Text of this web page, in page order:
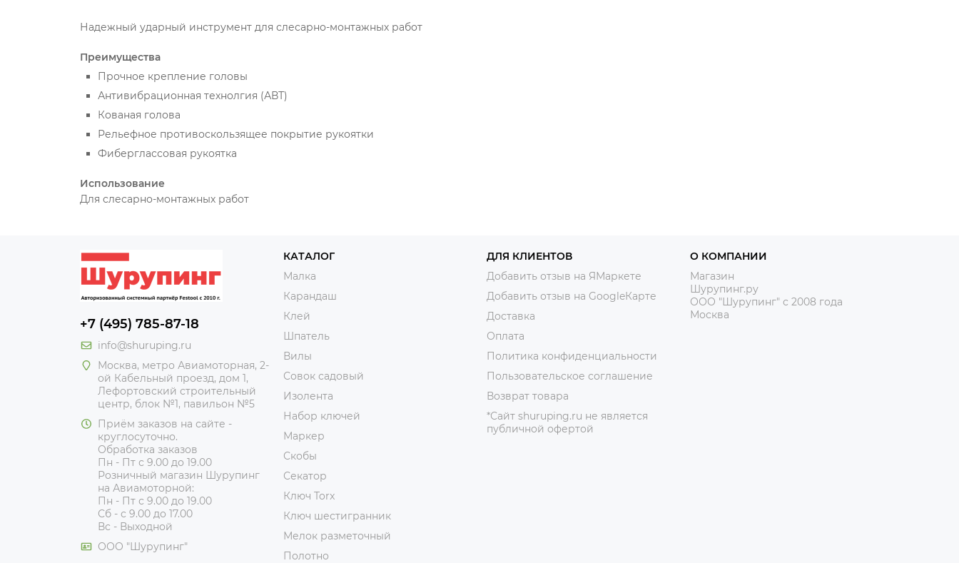
Надежный ударный инструмент для слесарно-монтажных работ
Преимущества
Прочное крепление головы
Антивибрационная технолгия (АВТ)
Кованая голова
Рельефное противоскользящее покрытие рукоятки
Фиберглассовая рукоятка
Использование
Для слесарно-монтажных работ
+7 (495) 785-87-18
info@shuruping.ru
Москва, метро Авиамоторная, 2-
ой Кабельный проезд, дом 1,
Лефортовский строительный
центр, блок №1, павильон №5
Приём заказов на сайте -
круглосуточно.
Обработка заказов
Пн - Пт с 9.00 до 19.00
Розничный магазин Шурупинг
на Авиамоторной:
Пн - Пт с 9.00 до 19.00
Сб - с 9.00 до 17.00
Вс - Выходной
ООО "Шурупинг"
КАТАЛОГ
Малка
Карандаш
Клей
Шпатель
Вилы
Совок садовый
Изолента
Набор ключей
Маркер
Скобы
Секатор
Ключ Torx
Ключ шестигранник
Мелок разметочный
Полотно
ДЛЯ КЛИЕНТОВ
Добавить отзыв на ЯМаркете
Добавить отзыв на GoogleКарте
Доставка
Оплата
Политика конфиденциальности
Пользовательское соглашение
Возврат товара
*Сайт shuruping.ru не является
публичной офертой
О КОМПАНИИ
Магазин
Шурупинг.ру
ООО "Шурупинг" с 2008 года
Москва